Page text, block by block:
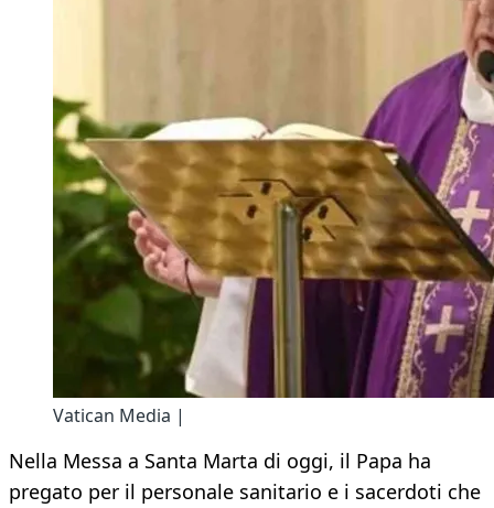
Vatican Media |
Nella Messa a Santa Marta di oggi, il Papa ha
pregato per il personale sanitario e i sacerdoti che